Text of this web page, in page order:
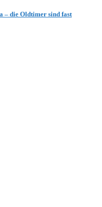
– die Oldtimer sind fast